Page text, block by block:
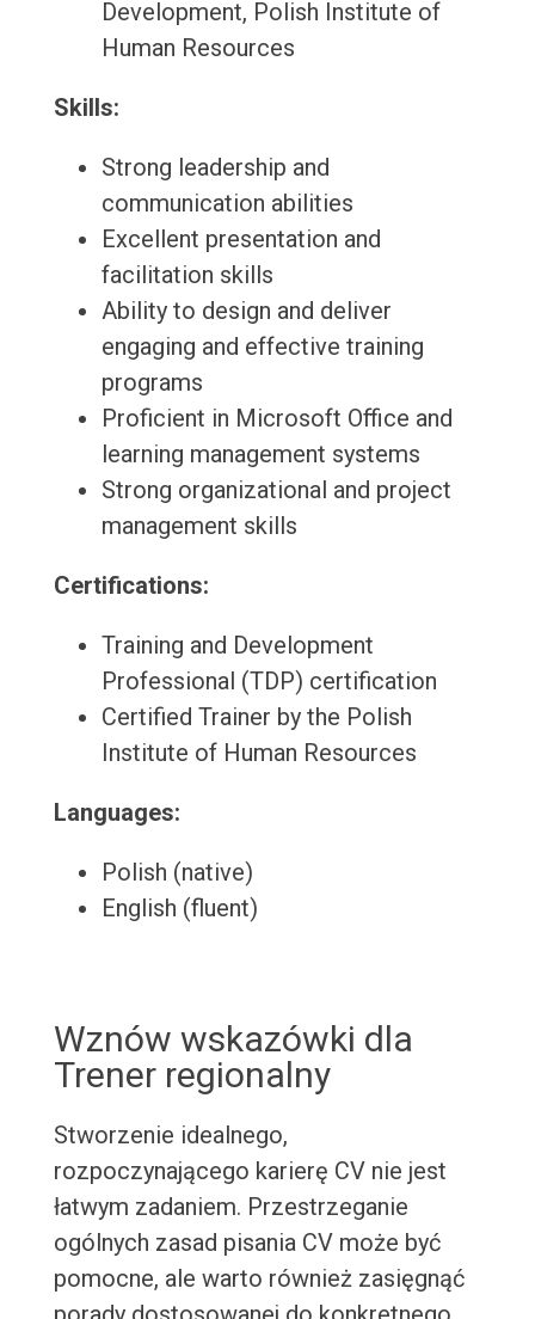
Development, Polish Institute of
Human Resources
Skills:
Strong leadership and
communication abilities
Excellent presentation and
facilitation skills
Ability to design and deliver
engaging and effective training
programs
Proficient in Microsoft Office and
learning management systems
Strong organizational and project
management skills
Certifications:
Training and Development
Professional (TDP) certification
Certified Trainer by the Polish
Institute of Human Resources
Languages:
Polish (native)
English (fluent)
Wznów wskazówki dla
Trener regionalny
Stworzenie idealnego,
rozpoczynającego karierę CV nie jest
łatwym zadaniem. Przestrzeganie
ogólnych zasad pisania CV może być
pomocne, ale warto również zasięgnąć